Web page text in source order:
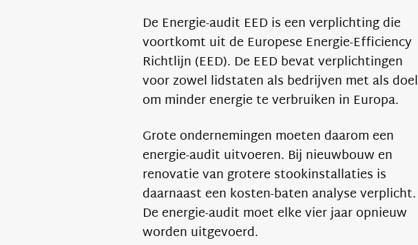
De Energie-audit EED is een verplichting die
voortkomt uit de Europese Energie-Efficiency
Richtlijn (EED). De EED bevat verplichtingen
voor zowel lidstaten als bedrijven met als doel
om minder energie te verbruiken in Europa.
Grote ondernemingen moeten daarom een
energie-audit uitvoeren. Bij nieuwbouw en
renovatie van grotere stookinstallaties is
daarnaast een kosten-baten analyse verplicht.
De energie-audit moet elke vier jaar opnieuw
worden uitgevoerd.